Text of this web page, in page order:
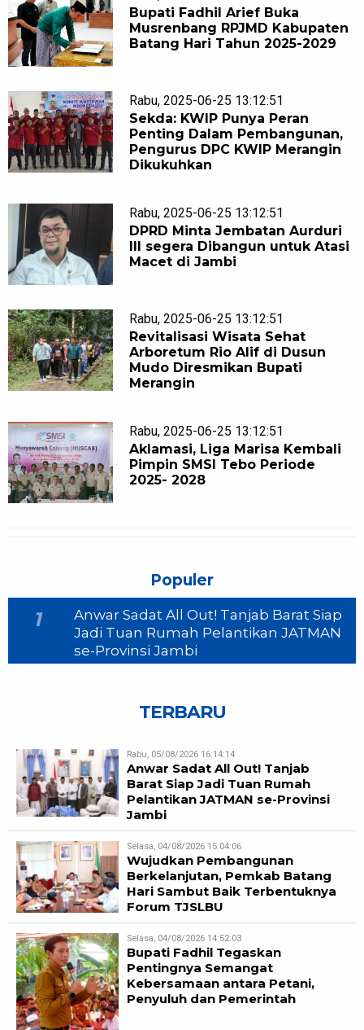
Bupati Fadhil Arief Buka
Musrenbang RPJMD Kabupaten
Batang Hari Tahun 2025-2029
Rabu, 2025-06-25 13:12:51
Sekda: KWIP Punya Peran
Penting Dalam Pembangunan,
Pengurus DPC KWIP Merangin
Dikukuhkan
Rabu, 2025-06-25 13:12:51
DPRD Minta Jembatan Aurduri
III segera Dibangun untuk Atasi
Macet di Jambi
Rabu, 2025-06-25 13:12:51
Revitalisasi Wisata Sehat
Arboretum Rio Alif di Dusun
Mudo Diresmikan Bupati
Merangin
Rabu, 2025-06-25 13:12:51
Aklamasi, Liga Marisa Kembali
Pimpin SMSI Tebo Periode
2025- 2028
Populer
1
Anwar Sadat All Out! Tanjab Barat Siap
Jadi Tuan Rumah Pelantikan JATMAN
se-Provinsi Jambi
TERBARU
Rabu, 05/08/2026 16:14:14
Anwar Sadat All Out! Tanjab
Barat Siap Jadi Tuan Rumah
Pelantikan JATMAN se-Provinsi
Jambi
Selasa, 04/08/2026 15:04:06
Wujudkan Pembangunan
Berkelanjutan, Pemkab Batang
Hari Sambut Baik Terbentuknya
Forum TJSLBU
Selasa, 04/08/2026 14:52:03
Bupati Fadhil Tegaskan
Pentingnya Semangat
Kebersamaan antara Petani,
Penyuluh dan Pemerintah